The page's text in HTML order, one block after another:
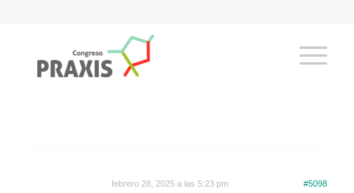
febrero 28, 2025 a las 5:23 pm #5098